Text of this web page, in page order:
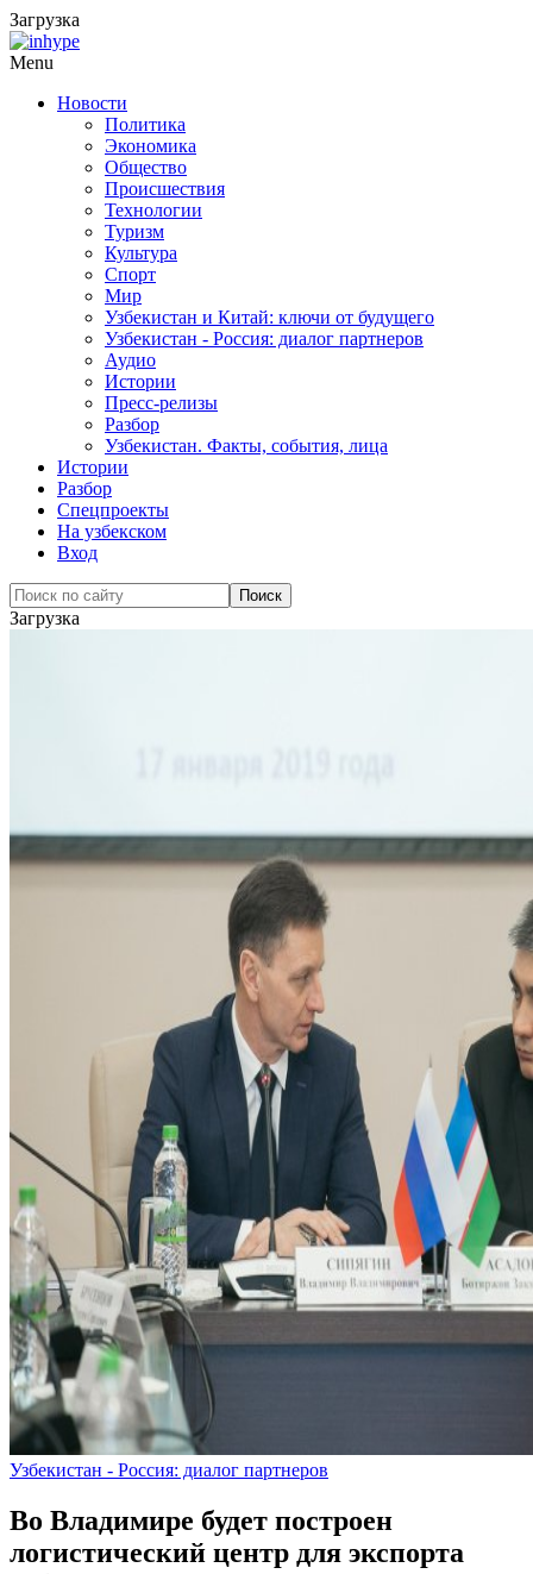
Загрузка
Menu
Новости
Политика
Экономика
Общество
Происшествия
Технологии
Туризм
Культура
Спорт
Мир
Узбекистан и Китай: ключи от будущего
Узбекистан - Россия: диалог партнеров
Аудио
Истории
Пресс-релизы
Разбор
Узбекистан. Факты, события, лица
Истории
Разбор
Спецпроекты
На узбекском
Вход
Загрузка
Узбекистан - Россия: диалог партнеров
Во Владимире будет построен
логистический центр для экспорта